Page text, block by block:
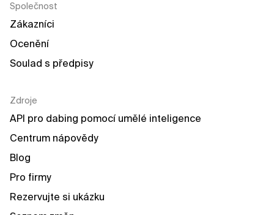
Společnost
Zákazníci
Ocenění
Soulad s předpisy
Zdroje
API pro dabing pomocí umělé inteligence
Centrum nápovědy
Blog
Pro firmy
Rezervujte si ukázku